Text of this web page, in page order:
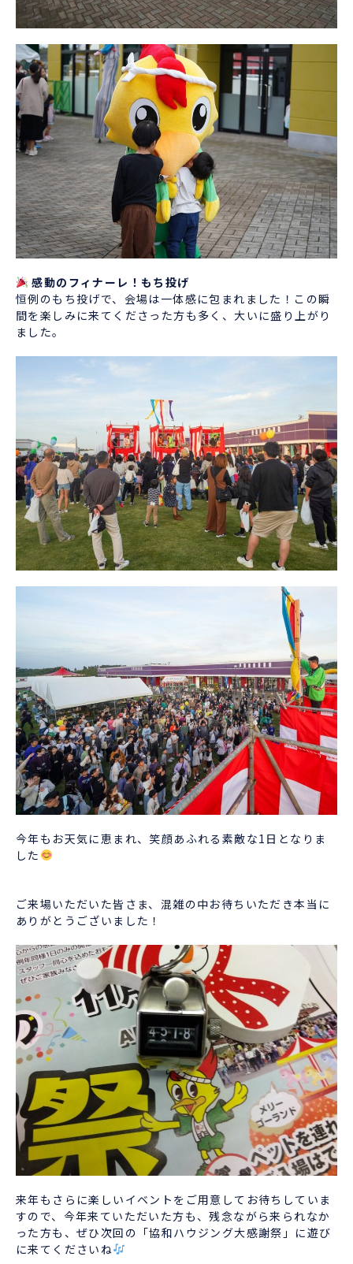
感動のフィナーレ！もち投げ
恒例のもち投げで、会場は一体感に包まれました！この瞬
間を楽しみに来てくださった方も多く、大いに盛り上がり
ました。
今年もお天気に恵まれ、笑顔あふれる素敵な1日となりま
した
ご来場いただいた皆さま、混雑の中お待ちいただき本当に
ありがとうございました！
来年もさらに楽しいイベントをご用意してお待ちしていま
すので、今年来ていただいた方も、残念ながら来られなか
った方も、ぜひ次回の「協和ハウジング大感謝祭」に遊び
に来てくださいね